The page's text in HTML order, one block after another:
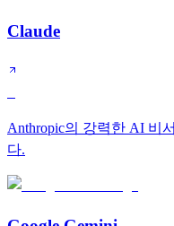
Claude
Anthropic의 강력한 AI 비
다.